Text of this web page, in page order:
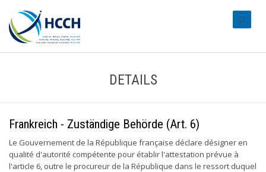
DETAILS
Frankreich - Zuständige Behörde (Art. 6)
Le Gouvernement de la République française déclare désigner en
qualité d'autorité compétente pour établir l'attestation prévue à
l'article 6, outre le procureur de la République dans le ressort duquel